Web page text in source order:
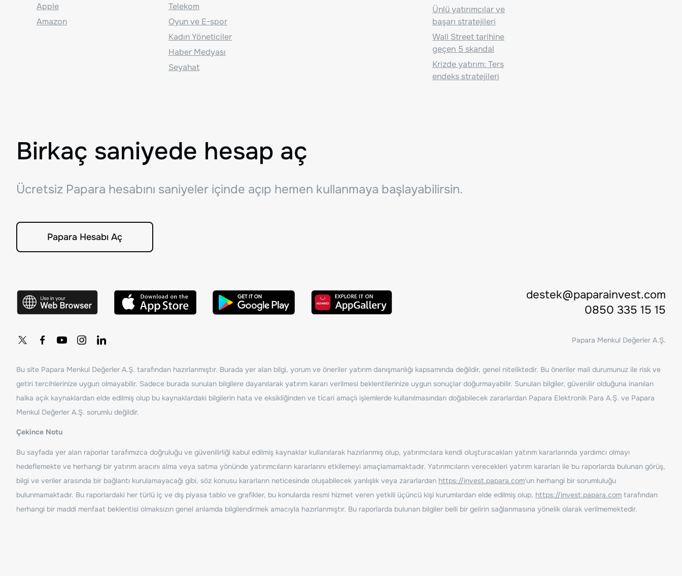
Apple
Amazon
Telekom
Oyun ve E-spor
Kadın Yöneticiler
Haber Medyası
Seyahat
Ünlü yatırımcılar ve
başarı stratejileri
Wall Street tarihine
geçen 5 skandal
Krizde yatırım: Ters
endeks stratejileri
Birkaç saniyede hesap aç
Ücretsiz Papara hesabını saniyeler içinde açıp hemen kullanmaya başlayabilirsin.
Papara Hesabı Aç
destek@paparainvest.com
0850 335 15 15
Papara Menkul Değerler A.Ş.
Bu site Papara Menkul Değerler A.Ş. tarafından hazırlanmıştır. Burada yer alan bilgi, yorum ve öneriler yatırım danışmanlığı kapsamında değildir, genel niteliktedir. Bu öneriler mali durumunuz ile risk ve
getiri tercihlerinize uygun olmayabilir. Sadece burada sunulan bilgilere dayanılarak yatırım kararı verilmesi beklentilerinize uygun sonuçlar doğurmayabilir. Sunulan bilgiler, güvenilir olduğuna inanılan
halka açık kaynaklardan elde edilmiş olup bu kaynaklardaki bilgilerin hata ve eksikliğinden ve ticari amaçlı işlemlerde kullanılmasından doğabilecek zararlardan Papara Elektronik Para A.Ş. ve Papara
Menkul Değerler A.Ş. sorumlu değildir.
Çekince Notu
Bu sayfada yer alan raporlar tarafımızca doğruluğu ve güvenilirliği kabul edilmiş kaynaklar kullanılarak hazırlanmış olup, yatırımcılara kendi oluşturacakları yatırım kararlarında yardımcı olmayı
hedeflemekte ve herhangi bir yatırım aracını alma veya satma yönünde yatırımcıların kararlarını etkilemeyi amaçlamamaktadır. Yatırımcıların verecekleri yatırım kararları ile bu raporlarda bulunan görüş,
bilgi ve veriler arasında bir bağlantı kurulamayacağı gibi, söz konusu kararların neticesinde oluşabilecek yanlışlık veya zararlardan https://invest.papara.com'un herhangi bir sorumluluğu
bulunmamaktadır. Bu raporlardaki her türlü iç ve dış piyasa tablo ve grafikler, bu konularda resmi hizmet veren yetkili üçüncü kişi kurumlardan elde edilmiş olup, https://invest.papara.com tarafından
herhangi bir maddi menfaat beklentisi olmaksızın genel anlamda bilgilendirmek amacıyla hazırlanmıştır. Bu raporlarda bulunan bilgiler belli bir gelirin sağlanmasına yönelik olarak verilmemektedir.